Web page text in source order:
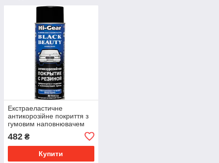
Екстраеластичне
антикорозійне покриття з
гумовим наповнювачем
(HG5756)
482 ₴
Купити